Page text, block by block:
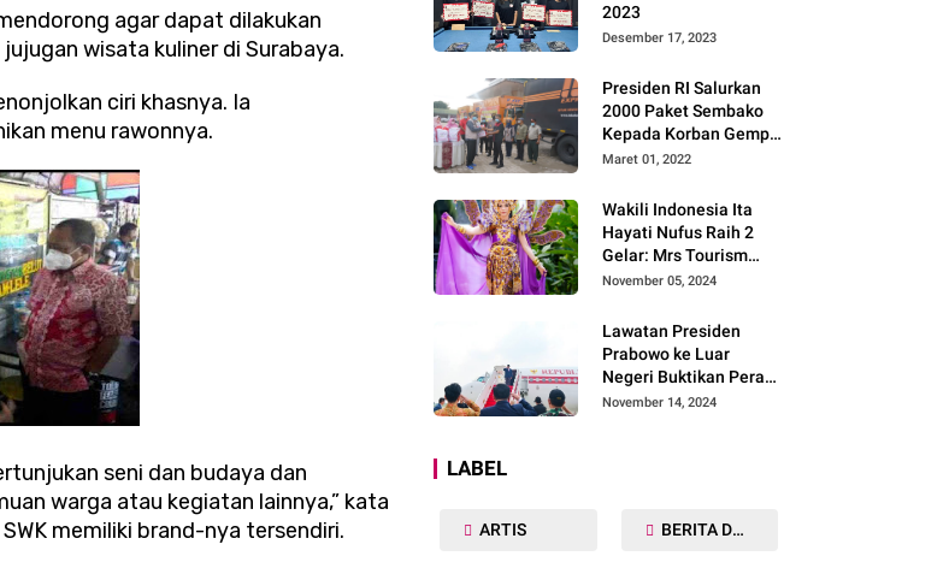
agar dapat dilakukan
wisata kuliner di Surabaya.
ciri khasnya. Ia
menu rawonnya.
seni dan budaya dan
warga atau kegiatan lainnya,” kata
memiliki brand-nya tersendiri.
2023
Desember 17, 2023
Presiden RI Salurkan
2000 Paket Sembako
Kepada Korban Gempa
di Pasaman Barat
Maret 01, 2022
Wakili Indonesia Ita
Hayati Nufus Raih 2
Gelar: Mrs Tourism
2024 dan Fourth
Worldwide
International 2024, di
Pemilihan Mrs
Worldwide 2024
November 05, 2024
Lawatan Presiden
Prabowo ke Luar
Negeri Buktikan Peran
Strategis Indonesia di
November 14, 2024
LABEL
ARTIS BERITA DAERAH